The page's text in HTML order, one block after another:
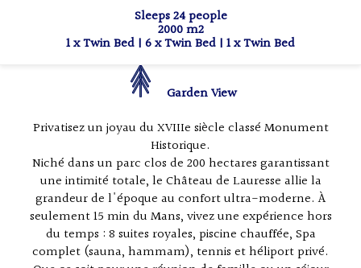
Sleeps 24 people
2000 m2
1 x Twin Bed | 6 x Twin Bed | 1 x Twin Bed
Garden View
Privatisez un joyau du XVIIIe siècle classé Monument
Historique.
Niché dans un parc clos de 200 hectares garantissant
une intimité totale, le Château de Lauresse allie la
grandeur de l'époque au confort ultra-moderne. À
seulement 15 min du Mans, vivez une expérience hors
du temps : 8 suites royales, piscine chauffée, Spa
complet (sauna, hammam), tennis et héliport privé.